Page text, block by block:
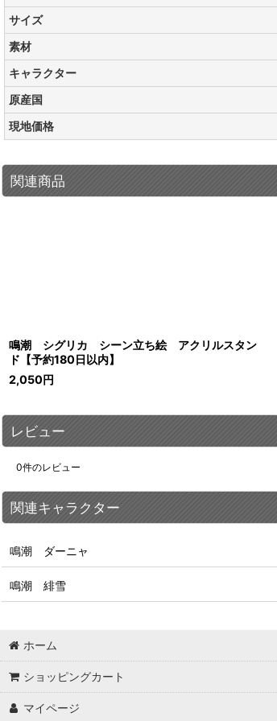
サイズ
素材
キャラクター
原産国
現地価格
関連商品
鳴潮 シグリカ シーン立ち絵 アクリルスタン
ド【予約180日以内】
2,050円
レビュー
0件のレビュー
関連キャラクター
鳴潮 ダーニャ
鳴潮 緋雪
ホーム
ショッピングカート
マイページ